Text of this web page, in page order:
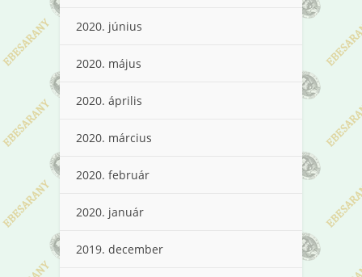
2020. június
2020. május
2020. április
2020. március
2020. február
2020. január
2019. december